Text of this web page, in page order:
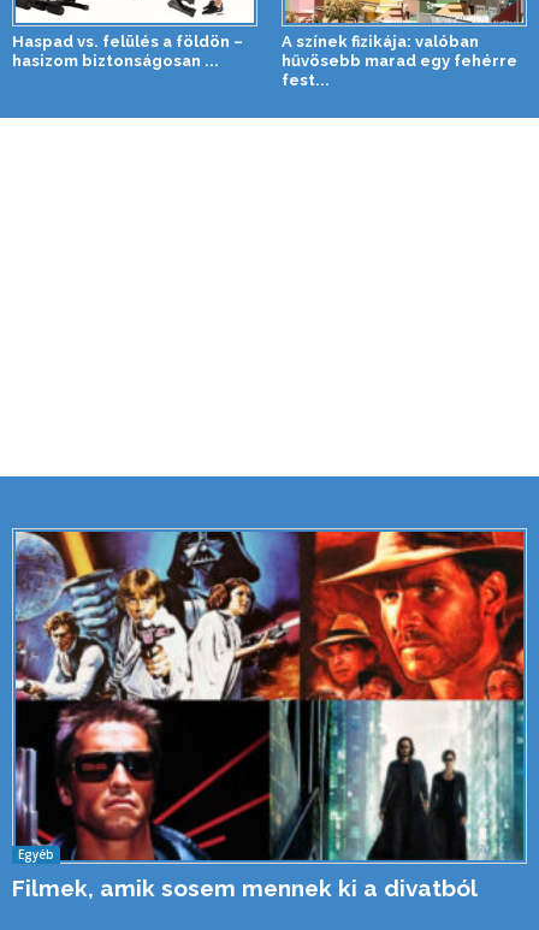
Haspad vs. felülés a földön –
hasizom biztonságosan ...
A színek fizikája: valóban
hűvösebb marad egy fehérre
fest...
Egyéb
Filmek, amik sosem mennek ki a divatból